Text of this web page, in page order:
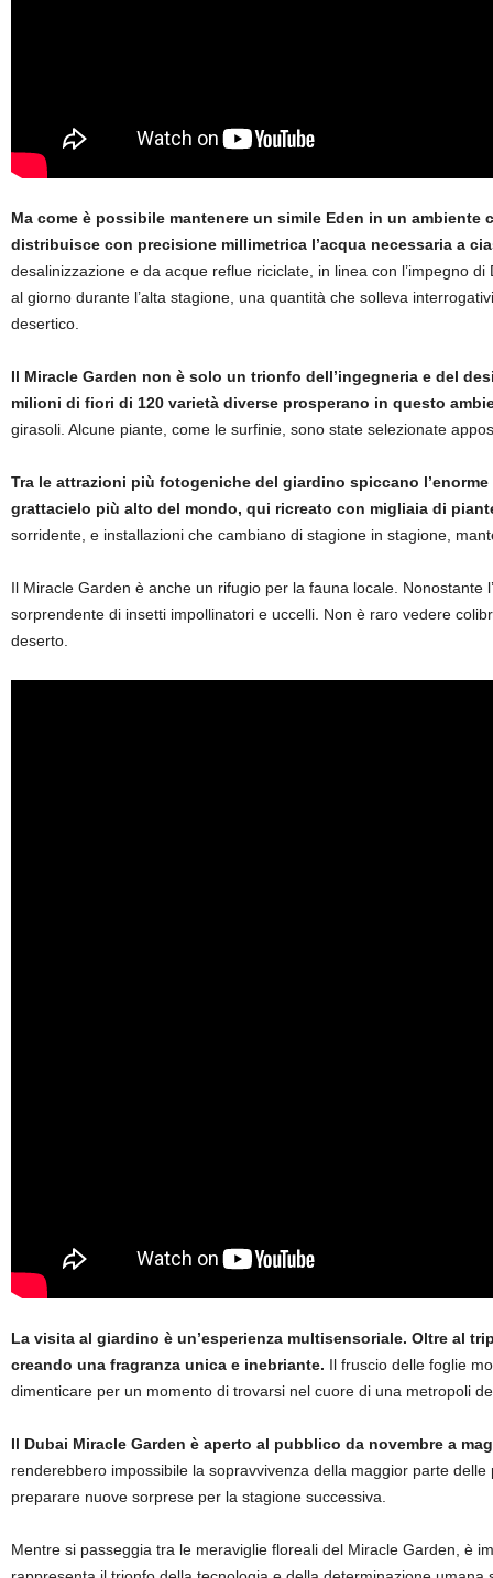
Ma come è possibile mantenere un simile Eden in un
distribuisce con precisione millimetrica l’acqua necessaria a
desalinizzazione e da acque reflue riciclate, in linea con l’impegno
al giorno durante l’alta stagione, una quantità che solleva
desertico.
Il Miracle Garden non è solo un trionfo dell’ingegneria e del
milioni di fiori di 120 varietà diverse prosperano in questo
girasoli. Alcune piante, come le surfinie, sono state selezionate
Tra le attrazioni più fotogeniche del giardino spiccano
grattacielo più alto del mondo, qui ricreato con migliaia di
sorridente, e installazioni che cambiano di stagione in stagione,
Il Miracle Garden è anche un rifugio per la fauna locale.
sorprendente di insetti impollinatori e uccelli. Non è raro vedere
deserto.
La visita al giardino è un’esperienza multisensoriale. Oltre al
creando una fragranza unica e inebriante. Il fruscio delle foglie
dimenticare per un momento di trovarsi nel cuore di una metropoli
Il Dubai Miracle Garden è aperto al pubblico da novembre a
renderebbero impossibile la sopravvivenza della maggior parte
preparare nuove sorprese per la stagione successiva.
Mentre si passeggia tra le meraviglie floreali del Miracle Garden, è